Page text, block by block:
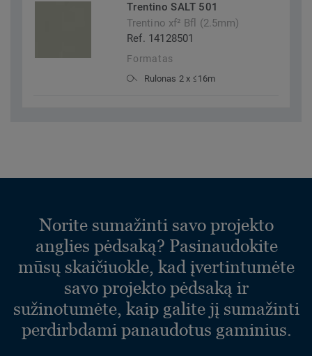
Trentino SALT 501
Trentino xf² Bfl (2.5mm)
Ref. 14128501
Formatas
Rulonas 2 x ≤16m
Norite sumažinti savo projekto
anglies pėdsaką? Pasinaudokite
mūsų skaičiuokle, kad įvertintumėte
savo projekto pėdsaką ir
sužinotumėte, kaip galite jį sumažinti
perdirbdami panaudotus gaminius.